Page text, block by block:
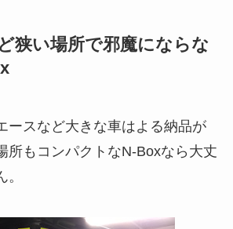
狭い場所で邪魔にならな
ースなど大きな車はよる納品が
所もコンパクトなN-Boxなら大丈